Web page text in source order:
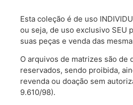
Esta coleção é de uso
ou seja, de uso exclusivo SEU
suas peças e venda das
O arquivos de matrizes são de
reservados, sendo proibida,
revenda ou doação sem
9.610/98).